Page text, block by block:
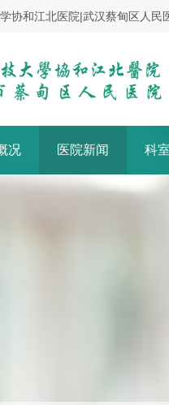
协和江北医院|武汉蔡甸区人民
况 医院新闻 科